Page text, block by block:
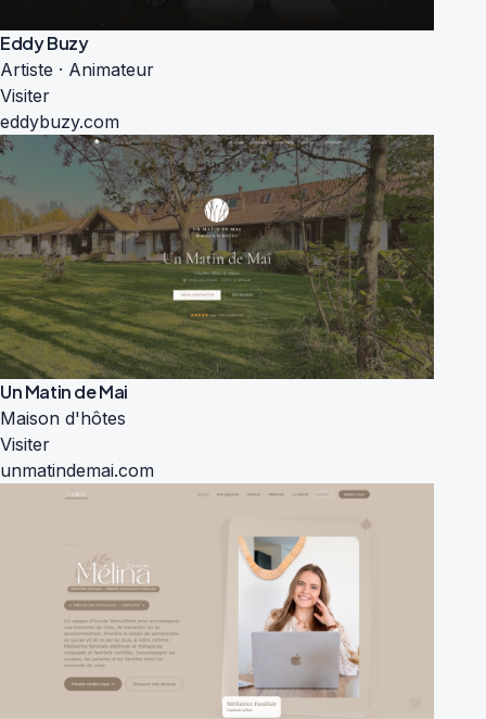
Eddy Buzy
Artiste · Animateur
Visiter
eddybuzy.com
Un Matin de Mai
Maison d'hôtes
Visiter
unmatindemai.com